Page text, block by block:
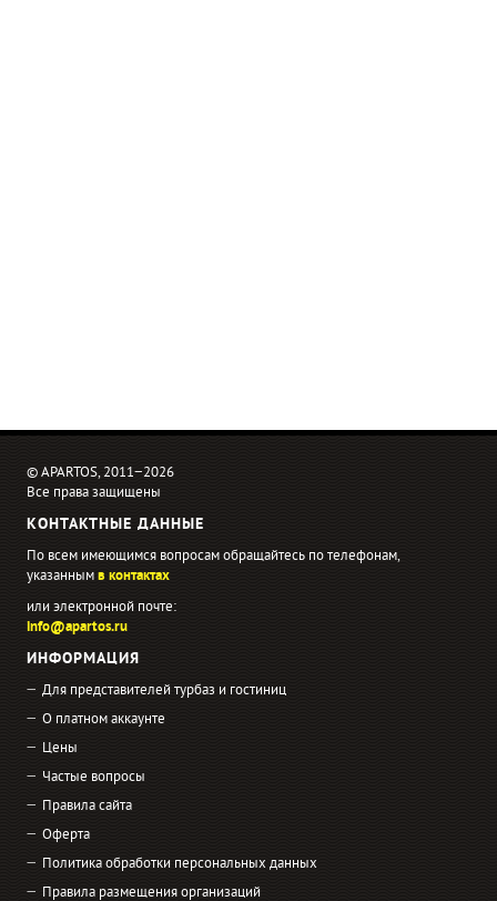
© APARTOS, 2011−2026
Все права защищены
КОНТАКТНЫЕ ДАННЫЕ
По всем имеющимся вопросам обращайтесь по телефонам,
указаннымв контактах
или электронной почте:
info@apartos.ru
ИНФОРМАЦИЯ
Для представителей турбаз и гостиниц
О платном аккаунте
Цены
Частые вопросы
Правила сайта
Оферта
Политика обработки персональных данных
Правила размещения организаций